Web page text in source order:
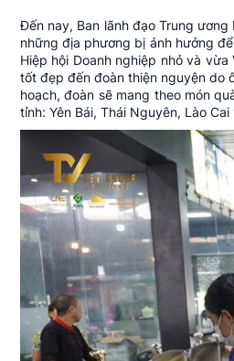
Đến nay, Ban lãnh đạo Trung
những địa phương bị ảnh hưởng
Hiệp hội Doanh nghiệp nhỏ và
tốt đẹp đến đoàn thiện nguyện do
hoạch, đoàn sẽ mang theo món
tỉnh: Yên Bái, Thái Nguyên, Lào